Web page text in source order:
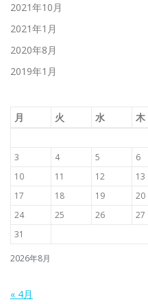
2021年10月
2021年1月
2020年8月
2019年1月
2026年8月
月 火 水 木
3
4 5 6
10
11 12 13
17
18 19 20
24
25 26 27
31
« 4月